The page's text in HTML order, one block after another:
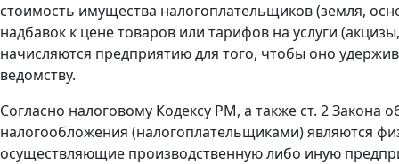
стоимость имущества налогоплательщиков (земля,
надбавок к цене товаров или тарифов на услуги
начисляются предприятию для того, чтобы оно
ведомству.
Согласно налоговому Кодексу РМ, а также ст. 2 Закона
налогообложения (налогоплательщиками) являются
осуществляющие производственную либо иную